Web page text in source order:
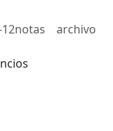
12notas archivo